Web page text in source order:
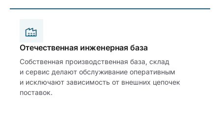
Отечественная инженерная база
Собственная производственная база, склад
и сервис делают обслуживание оперативным
и исключают зависимость от внешних цепочек
поставок.